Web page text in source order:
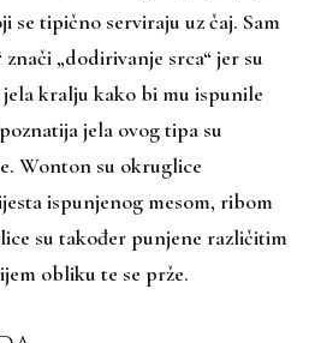
se tipično serviraju uz čaj. Sam
„dodirivanje srca“ jer su
kralju kako bi mu ispunile
jela ovog tipa su
Wonton su okruglice
ispunjenog mesom, ribom
su također punjene različitim
obliku te se prže.